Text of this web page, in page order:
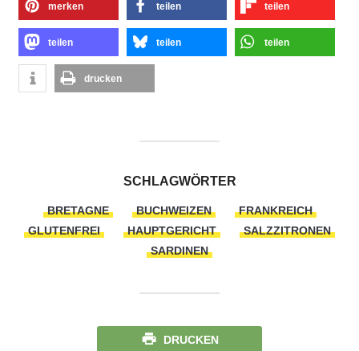
merken teilen teilen
teilen teilen teilen
drucken
SCHLAGWÖRTER
BRETAGNE BUCHWEIZEN
FRANKREICH
GLUTENFREI
HAUPTGERICHT
SALZZITRONEN
SARDINEN
DRUCKEN